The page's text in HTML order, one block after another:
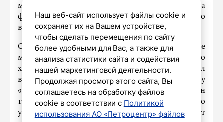
менее двух ударов, а также хватал его за
форменное обмундирование. Уголовное дело
возбуждено по части 1 статьи 318 УК РФ.
Суд учел, что обвиняемый имеет постоянное
место жительства в Петербурге, положительно
характеризуется по месту работы, ранее служил
в правоохранительных органах, имеет награду
«За отличие в службе» и звание «Ветеран
труда». Кроме того, следствие не представило
убедительных доказательств того, что он может
Наш веб-сайт использует файлы cookie и
сохраняет их на Вашем устройстве,
чтобы сделать перемещения по сайту
более удобными для Вас, а также для
анализа статистики сайта и содействия
нашей маркетинговой деятельности.
Продолжая просмотр этого сайта, Вы
соглашаетесь на обработку файлов
cookie в соответствии с Политикой
использования АО «Петроцентр» файлов